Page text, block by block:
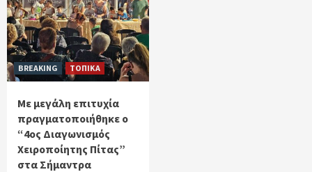
BREAKING ΤΟΠΙΚΑ
Με μεγάλη επιτυχία
πραγματοποιήθηκε ο
“4ος Διαγωνισμός
Χειροποίητης Πίτας”
στα Σήμαντρα